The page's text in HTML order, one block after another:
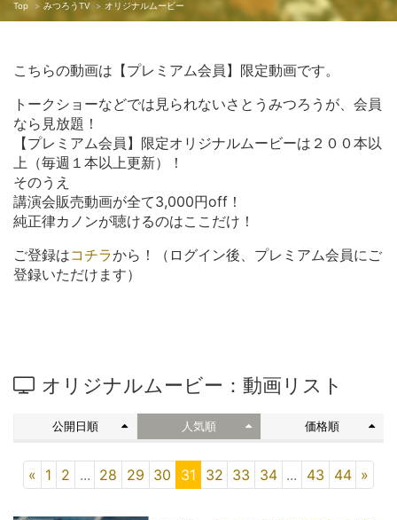
Top みつろうTV オリジナルムービー
こちらの動画は【プレミアム会員】限定動画です。
トークショーなどでは見られないさとうみつろうが、会員
なら見放題！
【プレミアム会員】限定オリジナルムービーは２００本以
上（毎週１本以上更新）！
そのうえ
講演会販売動画が全て3,000円off！
純正律カノンが聴けるのはここだけ！
ご登録はコチラから！（ログイン後、プレミアム会員にご
登録いただけます）
オリジナルムービー：動画リスト
公開日順 人気順 価格順
« 1 2 ... 28 29 30 31 32 33 34 ... 43 44 »